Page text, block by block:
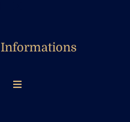
Informations
Toggle